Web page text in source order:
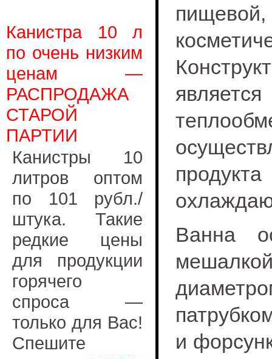
Канистра 10 л
по очень низким
ценам —
РАСПРОДАЖА
СТАРОЙ
ПАРТИИ
Канистры 10
литров оптом
по 101 рубл./
штука. Такие
редкие цены
для продукции
горячего
спроса —
только для Вас!
Спешите
Ванна
и